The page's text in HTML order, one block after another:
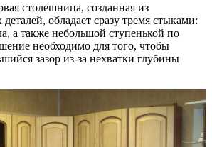
столешница, созданная из
обладает сразу тремя стыками:
а также небольшой ступенькой по
необходимо для того, чтобы
зазор из-за нехватки глубины